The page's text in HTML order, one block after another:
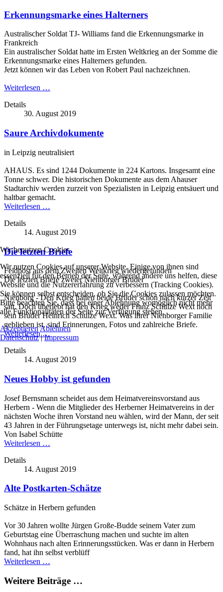
Erkennungsmarke eines Halterners
Australischer Soldat TJ- Williams fand die Erkennungsmarke in
Frankreich
Ein australischer Soldat hatte im Ersten Weltkrieg an der Somme die
Erkennungsmarke eines Halterners gefunden.
Jetzt können wir das Leben von Robert Paul nachzeichnen.
Weiterlesen …
Details
30. August 2019
Saure Archivdokumente
in Leipzig neutralisiert
AHAUS. Es sind 1244 Dokumente in 224 Kartons. Insgesamt eine
Tonne schwer. Die historischen Dokumente aus dem Ahauser
Stadtarchiv werden zurzeit von Spezialisten in Leipzig entsäuert und
haltbar gemacht.
Weiterlesen …
Details
14. August 2019
Die letzten Briefe
Feldpost aus dem Zweiten Weltkrieg wiedergefunden
Die letzten Briefe zweier Nienborger Brüder
Nienborg - Den Krieg hatten beide Brüder schon nach kurzer Zeit
satt. Doch überlebt hat den Krieg weder Franz Schulze Wext noch
sein Bruder Heinrich Schulze Wext. Was ihrer Nienborger Familie
geblieben ist, sind Erinnerungen, Fotos und zahlreiche Briefe.
Weiterlesen …
Details
14. August 2019
Neues Hobby ist gefunden
Josef Bernsmann scheidet aus dem Heimatvereinsvorstand aus
Herbern - Wenn die Mitglieder des Herberner Heimatvereins in der
nächsten Woche ihren Vorstand neu wählen, wird der Mann, der seit
43 Jahren in der Führungsetage unterwegs ist, nicht mehr dabei sein.
Von Isabel Schütte
Weiterlesen …
Details
14. August 2019
Alte Postkarten-Schätze
Schätze in Herbern gefunden
Vor 30 Jahren wollte Jürgen Große-Budde seinem Vater zum
Geburtstag eine Überraschung machen und suchte im alten
Wohnhaus nach alten Erinnerungsstücken. Was er dann in Herbern
fand, hat ihn selbst verblüff
Weiterlesen …
Weitere Beiträge …
Wir benutzen Cookies
Wir nutzen Cookies auf unserer Website. Einige von ihnen sind
essenziell für den Betrieb der Seite, während andere uns helfen, diese
Website und die Nutzererfahrung zu verbessern (Tracking Cookies).
Sie können selbst entscheiden, ob Sie die Cookies zulassen möchten.
Bitte beachten Sie, dass bei einer Ablehnung womöglich nicht mehr
alle Funktionalitäten der Seite zur Verfügung stehen.
AkzeptierenAblehnen
Datenschutz|Impressum